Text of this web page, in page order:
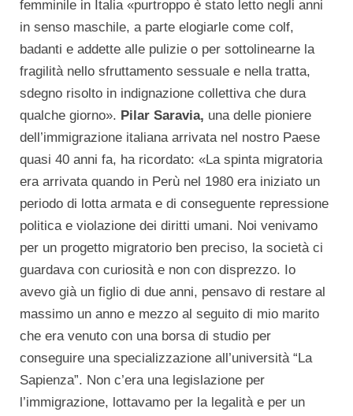
femminile in Italia «purtroppo è stato letto negli anni
in senso maschile, a parte elogiarle come colf,
badanti e addette alle pulizie o per sottolinearne la
fragilità nello sfruttamento sessuale e nella tratta,
sdegno risolto in indignazione collettiva che dura
qualche giorno». Pilar Saravia, una delle pioniere
dell’immigrazione italiana arrivata nel nostro Paese
quasi 40 anni fa, ha ricordato: «La spinta migratoria
era arrivata quando in Perù nel 1980 era iniziato un
periodo di lotta armata e di conseguente repressione
politica e violazione dei diritti umani. Noi venivamo
per un progetto migratorio ben preciso, la società ci
guardava con curiosità e non con disprezzo. Io
avevo già un figlio di due anni, pensavo di restare al
massimo un anno e mezzo al seguito di mio marito
che era venuto con una borsa di studio per
conseguire una specializzazione all’università “La
Sapienza”. Non c’era una legislazione per
l’immigrazione, lottavamo per la legalità e per un